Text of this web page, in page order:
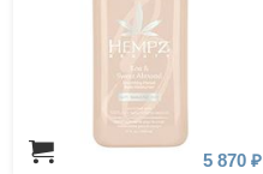
5 870 ₽